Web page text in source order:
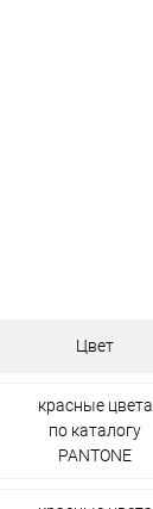
Цвет
красные цвета
по каталогу
PANTONE